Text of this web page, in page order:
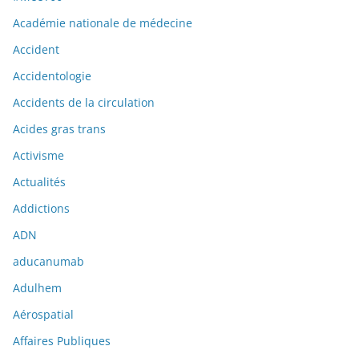
Académie nationale de médecine
Accident
Accidentologie
Accidents de la circulation
Acides gras trans
Activisme
Actualités
Addictions
ADN
aducanumab
Adulhem
Aérospatial
Affaires Publiques